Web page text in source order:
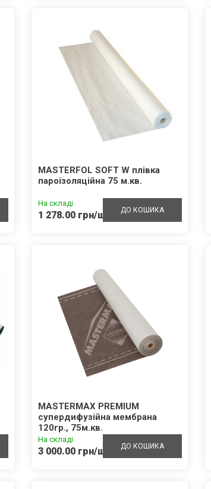
MASTERFOL SOFT W плівка
пароізоляційна 75 м.кв.
На складі
1 278.00 грн/шт. ДО КОШИКА
MASTERMAX PREMIUM
супердифузійна мембрана
120гр., 75м.кв.
На складі
3 000.00 грн/шт. ДО КОШИКА